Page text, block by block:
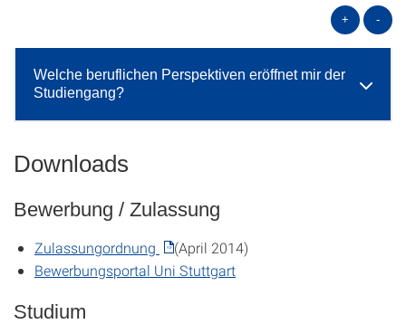
+ -
Welche beruflichen Perspektiven eröffnet mir der
Studiengang?
Downloads
Bewerbung / Zulassung
Zulassungordnung
(April 2014)
Bewerbungsportal Uni Stuttgart
Studium